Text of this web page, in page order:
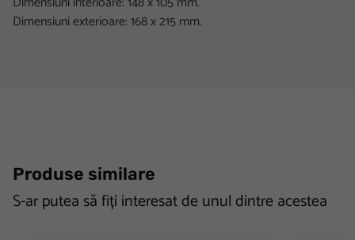
Dimensiuni exterioare: 168 x 215 mm.
Produse similare
S-ar putea să fiți interesat de unul dintre acestea